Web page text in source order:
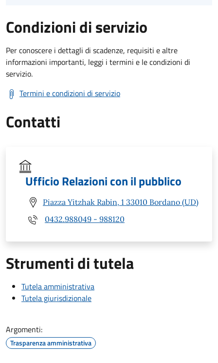
Condizioni di servizio
Per conoscere i dettagli di scadenze, requisiti e altre
informazioni importanti, leggi i termini e le condizioni di
servizio.
Termini e condizioni di servizio
Contatti
Ufficio Relazioni con il pubblico
Piazza Yitzhak Rabin, 1 33010 Bordano (UD)
0432.988049 - 988120
Strumenti di tutela
Tutela amministrativa
Tutela giurisdizionale
Argomenti:
Trasparenza amministrativa